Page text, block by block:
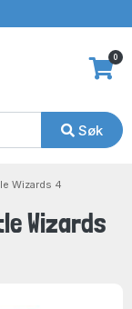
Søk
0
Wizards 4
Wizards